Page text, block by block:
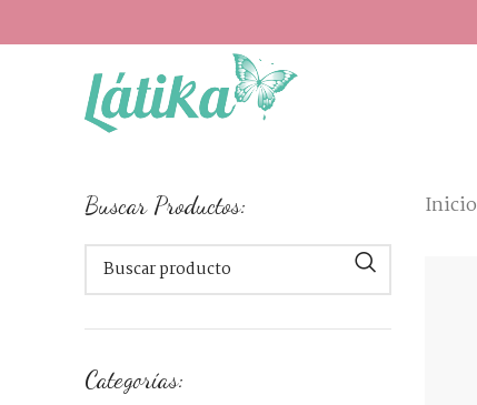
Buscar Productos:
Categorías:
Inicio